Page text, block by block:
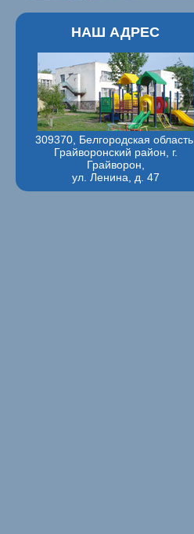
НАШ АДРЕС
309370, Белгородская область,
Грайворонский район, г.
Грайворон,
ул. Ленина, д. 47